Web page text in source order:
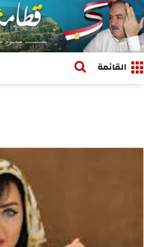
القائمة